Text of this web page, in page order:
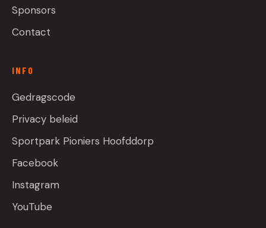
Sponsors
Contact
INFO
Gedragscode
Privacy beleid
Sportpark Pioniers Hoofddorp
Facebook
Instagram
YouTube